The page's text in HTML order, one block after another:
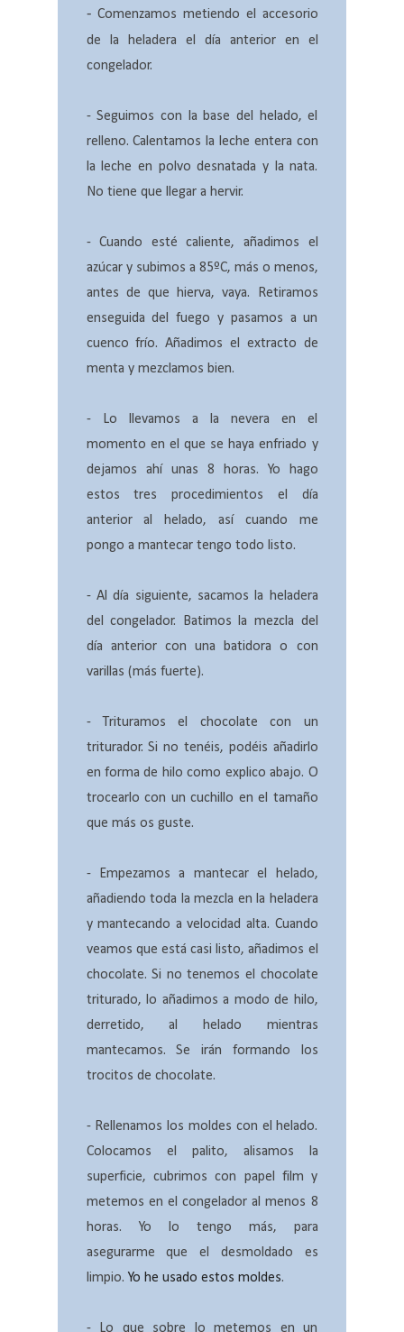
- Comenzamos metiendo el accesorio
de la heladera el día anterior en el
congelador.
- Seguimos con la base del helado, el
relleno.Calentamos la leche entera con
la leche en polvo desnatada y la nata.
No tiene que llegar a hervir.
- Cuando esté caliente, añadimos el
azúcar y subimos a 85ºC, más o menos,
antes de que hierva, vaya. Retiramos
enseguida del fuego y pasamos a un
cuenco frío. Añadimos el extracto de
menta y mezclamos bien.
- Lo llevamos a la nevera en el
momento en el que se haya enfriado y
dejamos ahí unas 8 horas. Yo hago
estos tres procedimientos el día
anterior al helado, así cuando me
pongo a mantecar tengo todo listo.
- Al día siguiente, sacamos la heladera
del congelador. Batimos la mezcla del
día anterior con una batidora o con
varillas (más fuerte).
- Trituramos el chocolate con un
triturador. Si no tenéis, podéis añadirlo
en forma de hilo como explico abajo. O
trocearlo con un cuchillo en el tamaño
que más os guste.
- Empezamos a mantecar el helado,
añadiendo toda la mezcla en la heladera
y mantecando a velocidad alta. Cuando
veamos que está casi listo, añadimos el
chocolate. Si no tenemos el chocolate
triturado, lo añadimos a modo de hilo,
derretido, al helado mientras
mantecamos. Se irán formando los
trocitos de chocolate.
- Rellenamos los moldes con el helado.
Colocamos el palito, alisamos la
superficie, cubrimos con papel film y
metemos en el congelador al menos 8
horas. Yo lo tengo más, para
asegurarme que el desmoldado es
limpio. Yo he usado estos moldes.
- Lo que sobre lo metemos en un